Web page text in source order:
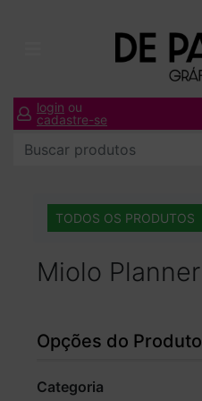
login ou
cadastre-se
TODOS OS PRODUTOS
Miolo Planner
Opções do Produto
Categoria